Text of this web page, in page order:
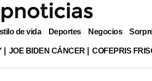
de vida Deportes Negocios
JOE BIDEN CÁNCER COFEPRIS